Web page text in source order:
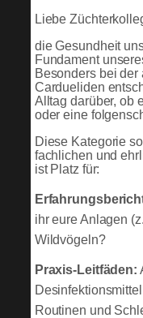
Liebe
die Gesundheit
Fundament
Besonders bei
Cardueliden
Alltag darüber, ob
oder eine
Diese Kategorie
fachlichen und
ist Platz für:
ihr eure Anlagen
Wildvögeln?
Praxis-Leitfäden:
Routinen und